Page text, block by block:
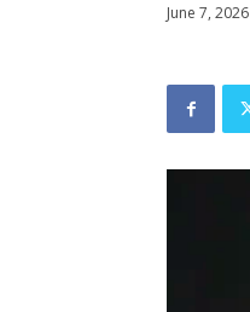
June 7, 2026